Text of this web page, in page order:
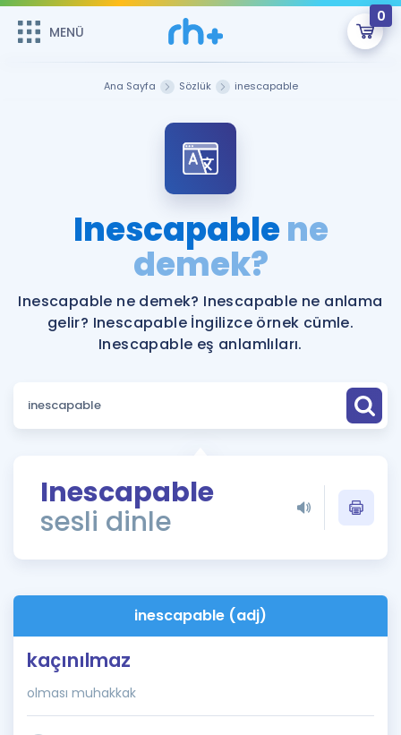
MENÜ
0
Şifremi Hatırlamıyorum
Sepetin Şu An Boş.
Remzi Hoca ile seni sınava hazırlayacak onlarca eğitim seni
bekliyor!
MENÜ
Katılımcı Görüşleri
Faydalı Araçlar
Ücretsiz Kaynaklar
Puan Hesaplama
ÖSYM Sınav Takvimi
Kampanyalar
İngilizce Gramer
İngilizce Gramer
Ana Sayfa Sözlük inescapable
Inescapablene
demek?
Inescapable ne demek? Inescapable ne anlama
gelir? Inescapable İngilizce örnek cümle.
Inescapable eş anlamlıları.
Inescapable
sesli dinle
inescapable (adj)
kaçınılmaz
olması muhakkak